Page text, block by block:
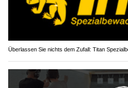
Überlassen Sie nichts dem Zufall: Titan